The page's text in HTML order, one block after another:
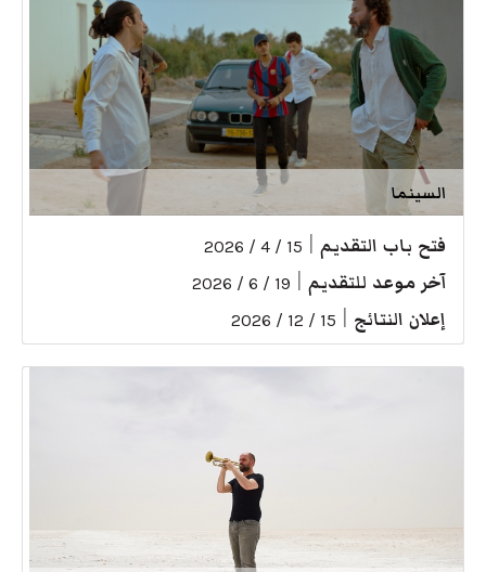
السينما
فتح باب التقديم 15 / 4 / 2026
آخر موعد للتقديم 19 / 6 / 2026
إعلان النتائج 15 / 12 / 2026